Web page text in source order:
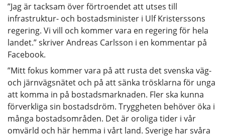
”Jag är tacksam över förtroendet att utses till
infrastruktur- och bostadsminister i Ulf Kristerssons
regering. Vi vill och kommer vara en regering för hela
landet.” skriver Andreas Carlsson i en kommentar på
Facebook.
”Mitt fokus kommer vara på att rusta det svenska väg-
och järnvägsnätet och på att sänka trösklarna för unga
att komma in på bostadsmarknaden. Fler ska kunna
förverkliga sin bostadsdröm. Tryggheten behöver öka i
många bostadsområden. Det är oroliga tider i vår
omvärld och här hemma i vårt land. Sverige har svåra